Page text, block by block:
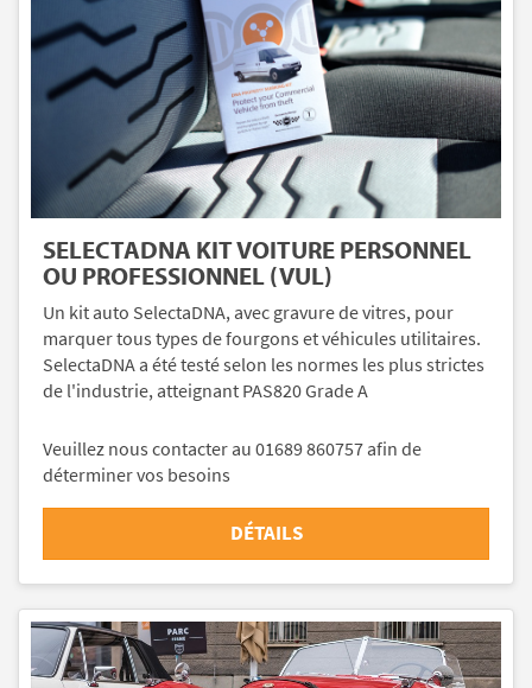
SELECTADNA KIT VOITURE PERSONNEL
OU PROFESSIONNEL (VUL)
Un kit auto SelectaDNA, avec gravure de vitres, pour
marquer tous types de fourgons et véhicules utilitaires.
SelectaDNA a été testé selon les normes les plus strictes
de l'industrie, atteignant PAS820 Grade A
Veuillez nous contacter au 01689 860757 afin de
déterminer vos besoins
DÉTAILS